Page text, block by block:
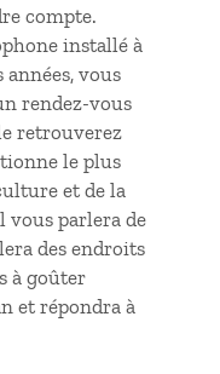
compte.
installé à
vous
rendez-vous
retrouverez
le plus
et de la
vous parlera de
des endroits
à goûter
et répondra à